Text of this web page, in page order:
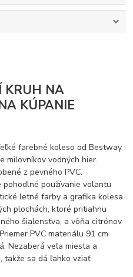
KRUH NA
KÚPANIE
farebné koleso od Bestway
milovníkov vodných hier.
z pevného PVC.
používanie volantu
letné farby a grafika kolesa
plochách, ktoré pritiahnu
šialenstva, a vôňa citrónov
PVC materiálu 91 cm
Nezaberá veľa miesta a
takže sa dá ľahko vziať